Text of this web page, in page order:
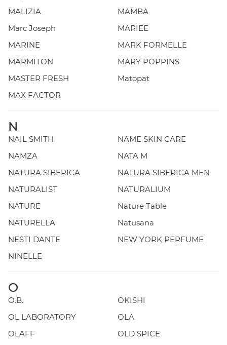
MALIZIA
MAMBA
Marc Joseph
MARIEE
MARINE
MARK FORMELLE
MARMITON
MARY POPPINS
MASTER FRESH
Matopat
MAX FACTOR
N
NAIL SMITH
NAME SKIN CARE
NAMZA
NATA M
NATURA SIBERICA
NATURA SIBERICA MEN
NATURALIST
NATURALIUM
NATURE
Nature Table
NATURELLA
Natusana
NESTI DANTE
NEW YORK PERFUME
NINELLE
O
O.B.
OKISHI
OL LABORATORY
OLA
OLAFF
OLD SPICE